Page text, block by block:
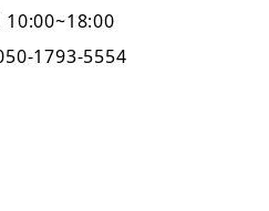
10:00~18:00
1793-5554